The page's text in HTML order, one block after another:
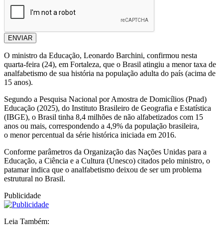
ENVIAR
O ministro da Educação, Leonardo Barchini, confirmou nesta
quarta-feira (24), em Fortaleza, que o Brasil atingiu a menor taxa de
analfabetismo de sua história na população adulta do país (acima de
15 anos).
Segundo a Pesquisa Nacional por Amostra de Domicílios (Pnad)
Educação (2025), do Instituto Brasileiro de Geografia e Estatística
(IBGE), o Brasil tinha 8,4 milhões de não alfabetizados com 15
anos ou mais, correspondendo a 4,9% da população brasileira,
o menor percentual da série histórica iniciada em 2016.
Conforme parâmetros da Organização das Nações Unidas para a
Educação, a Ciência e a Cultura (Unesco) citados pelo ministro, o
patamar indica que o analfabetismo deixou de ser um problema
estrutural no Brasil.
Publicidade
Leia Também: